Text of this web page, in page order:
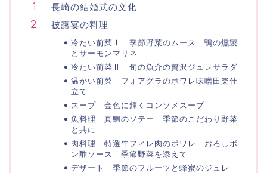
長崎の結婚式の文化
披露宴の料理
冷たい前菜Ⅰ 季節野菜のムース 鴨の燻製
とサーモンマリネ
冷たい前菜Ⅱ 旬の魚介の贅沢ジュレサラダ
温かい前菜 フォアグラのポワレ味噌田楽仕
立て
スープ 金色に輝くコンソメスープ
魚料理 真鯛のソテー 季節のこだわり野菜
と共に
肉料理 特選牛フィレ肉のポワレ おろしポ
ン酢ソース 季節野菜を添えて
デザート 季節のフルーツと蜂蜜のジュレ